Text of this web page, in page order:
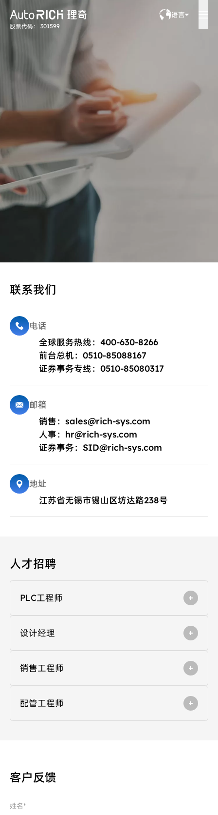
股票代码： 301599
语言
联系我们
电话
全球服务热线：400-630-8266
前台总机：0510-85088167
证券事务专线：0510-85080317
邮箱
销售： sales@rich-sys.com
人事： hr@rich-sys.com
证券事务： SID@rich-sys.com
地址
江苏省无锡市锡山区坊达路238号
人才招聘
PLC工程师
设计经理
销售工程师
配管工程师
客户反馈